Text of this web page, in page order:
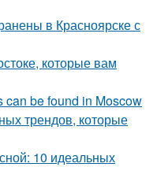
в Красноярске с
которые вам
can be found in Moscow
трендов, которые
10 идеальных